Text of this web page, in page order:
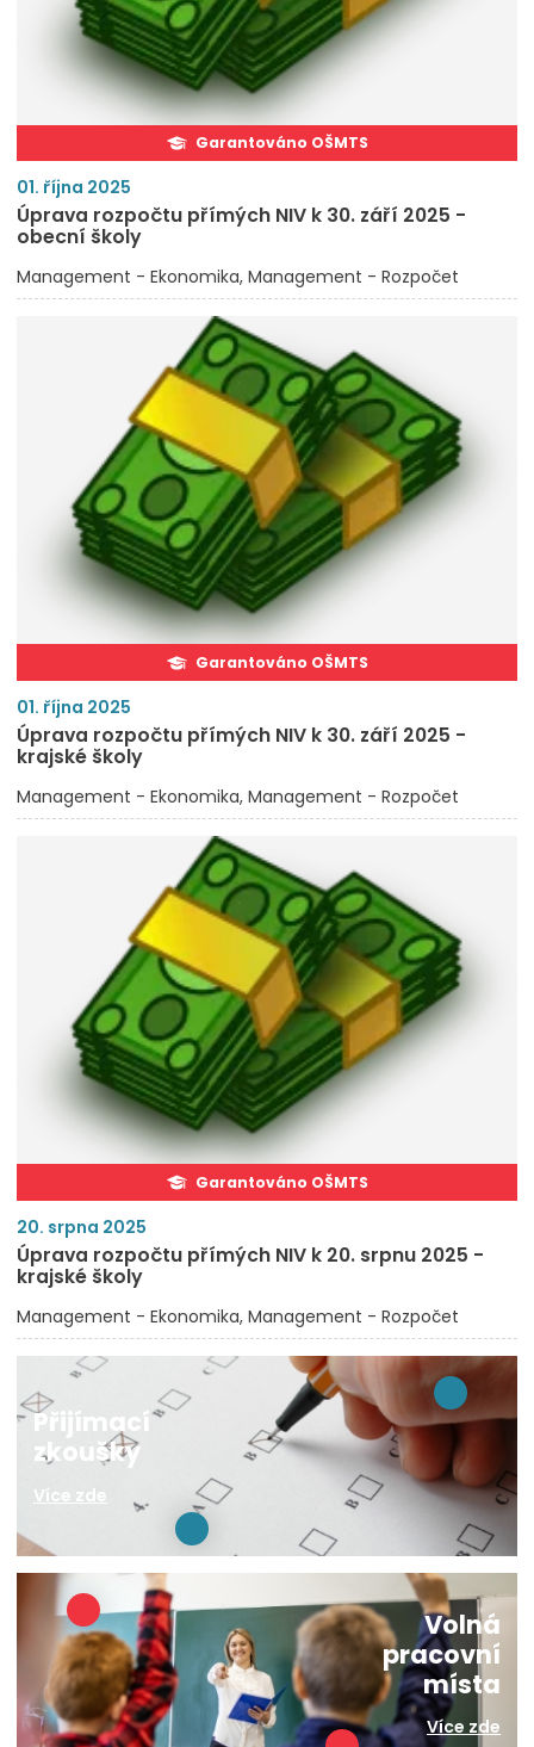
Garantováno OŠMTS
01. října 2025
Úprava rozpočtu přímých NIV k 30. září 2025 -
obecní školy
Management - Ekonomika Management - Rozpočet
Garantováno OŠMTS
01. října 2025
Úprava rozpočtu přímých NIV k 30. září 2025 -
krajské školy
Management - Ekonomika Management - Rozpočet
Garantováno OŠMTS
20. srpna 2025
Úprava rozpočtu přímých NIV k 20. srpnu 2025 -
krajské školy
Management - Ekonomika Management - Rozpočet
Přijímací
zkoušky
Více zde
Volná
pracovní
místa
Více zde